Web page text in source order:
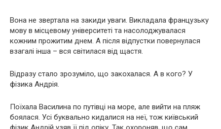
Вона не звертала на закиди уваги. Викладала французьку
мову в місцевому університеті та насолоджувалася
кожним прожитим днем. А після відпустки повернулася
взагалі інша – вся світилася від щастя.
Відразу стало зрозуміло, що закохалася. А в кого? У
фізика Андрія.
Поїхала Василина по путівці на море, але вийти на пляж
боялася. Усі буквально кидалися на неї, тож київський